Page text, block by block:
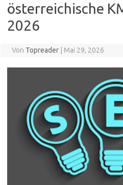
österreichische
2026
Von Topreader Mai 29, 2026